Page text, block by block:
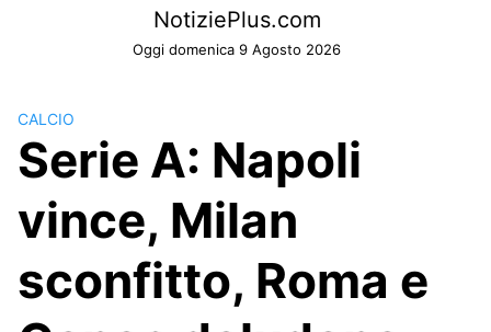
NotiziePlus.com
Oggi domenica 9 Agosto 2026
CALCIO
Serie A: Napoli
vince, Milan
sconfitto, Roma e